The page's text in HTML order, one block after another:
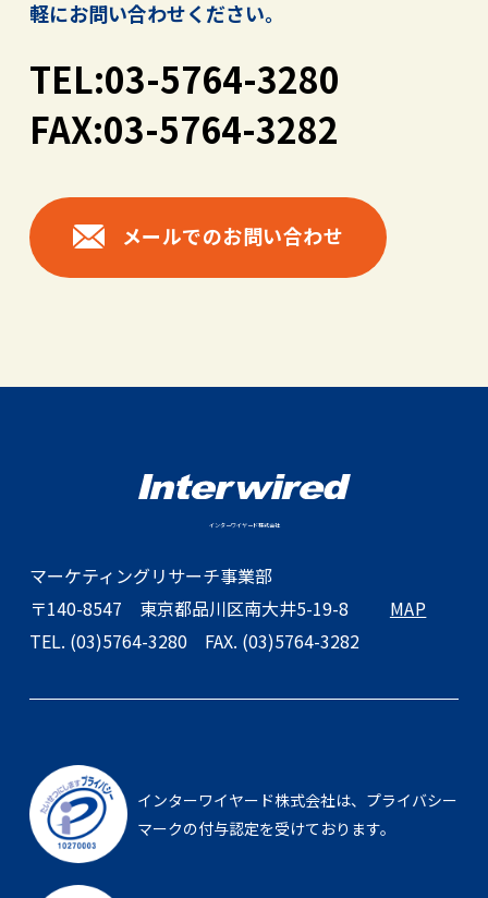
軽にお問い合わせください。
TEL:03-5764-3280
FAX:03-5764-3282
メールでのお問い合わせ
インターワイヤード株式会社
マーケティングリサーチ事業部
〒140-8547 東京都品川区南大井5-19-8
MAP
TEL. (03)5764-3280 FAX. (03)5764-3282
インターワイヤード株式会社は、 プライバシー
マークの付与認定を受けております。